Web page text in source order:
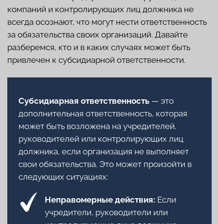
Здесь помогут справиться не только с
вышеперечисленными проблемами, но и
возьмутся за другие юридические споры, в том
числе и у физических лиц.
Звоните для консультации: 34-61-34 ,+7(995)127-83-